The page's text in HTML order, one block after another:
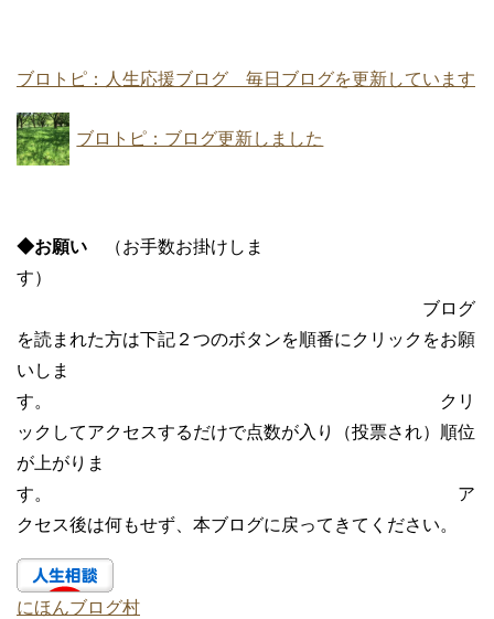
ブロトピ：人生応援ブログ 毎日ブログを更新しています
ブロトピ：ブログ更新しました
◆お願い （お手数お掛けしま
す）
ブログ
を読まれた方は下記２つのボタンを順番にクリックをお願
いしま
す。 クリ
ックしてアクセスするだけで点数が入り（投票され）順位
が上がりま
す。 ア
クセス後は何もせず、本ブログに戻ってきてください。
にほんブログ村